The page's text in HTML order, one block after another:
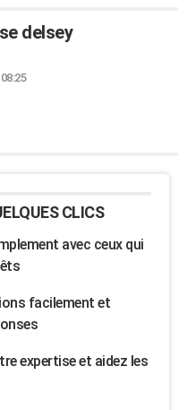
delsey
CLICS
avec ceux qui
facilement et
expertise et aidez les